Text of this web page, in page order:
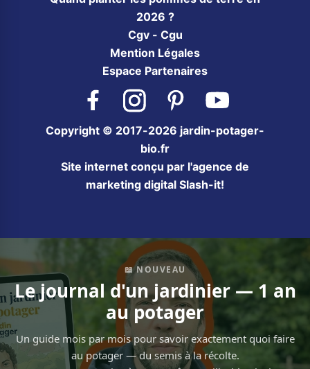
2026 ?
Cgv - Cgu
Mention Légales
Espace Partenaires
Facebook InstagramPinterest YouTube
Copyright © 2017-2026 jardin-potager-
bio.fr
Site internet conçu par l'agence de
marketing digital Slash-it!
📖 NOUVEAU
Le journal d'un jardinier — 1 an
au potager
Un guide mois par mois pour savoir exactement quoi faire
au potager — du semis à la récolte.